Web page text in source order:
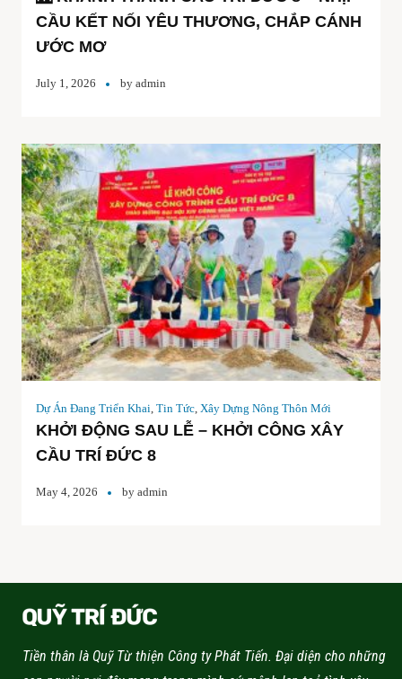
CẦU KẾT NỐI YÊU THƯƠNG, CHẮP CÁNH
ƯỚC MƠ
July 1, 2026 by admin
Dự Án Đang Triển Khai, Tin Tức, Xây Dựng Nông Thôn Mới
KHỞI ĐỘNG SAU LỄ – KHỞI CÔNG XÂY
CẦU TRÍ ĐỨC 8
May 4, 2026 by admin
Tiền thân là Quỹ Từ thiện Công ty Phát Tiến. Đại diện cho những